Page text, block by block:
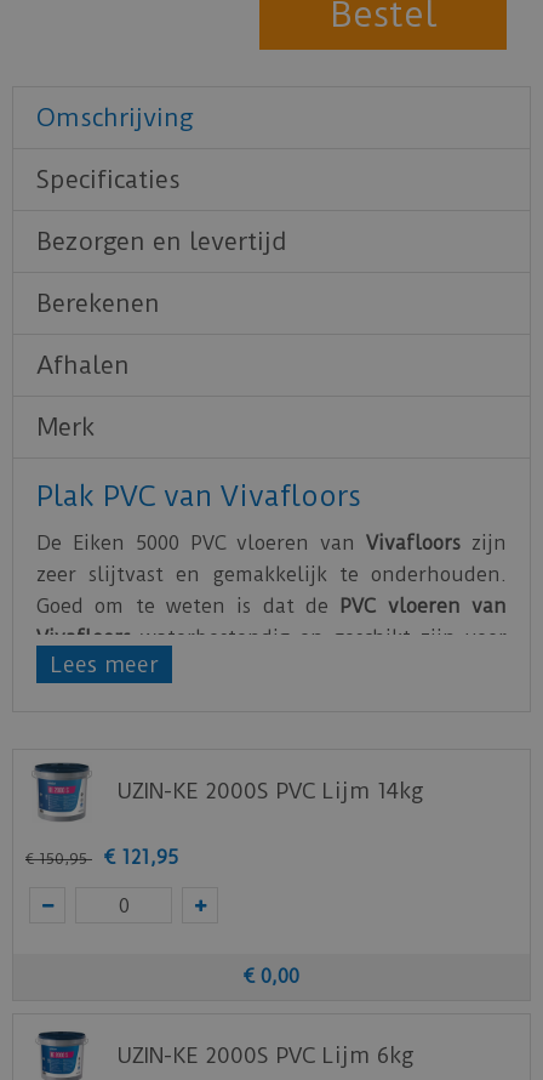
Omschrijving
Specificaties
Bezorgen en levertijd
Berekenen
Afhalen
Merk
Plak PVC van Vivafloors
De Eiken 5000 PVC vloeren vanVivafloors zijn
zeer slijtvast en gemakkelijk te onderhouden.
Goed om te weten is dat de PVC vloeren van
Vivafloors waterbestendig en geschikt zijn voor
vloerverwarming.
jaar garantie op hun PVC vloeren.
Bekijk
de technische specificaties van de
Lees meer
UZIN-KE 2000S PVC Lijm 14kg
€ 150,95 € 121,95
€ 0,00
UZIN-KE 2000S PVC Lijm 6kg